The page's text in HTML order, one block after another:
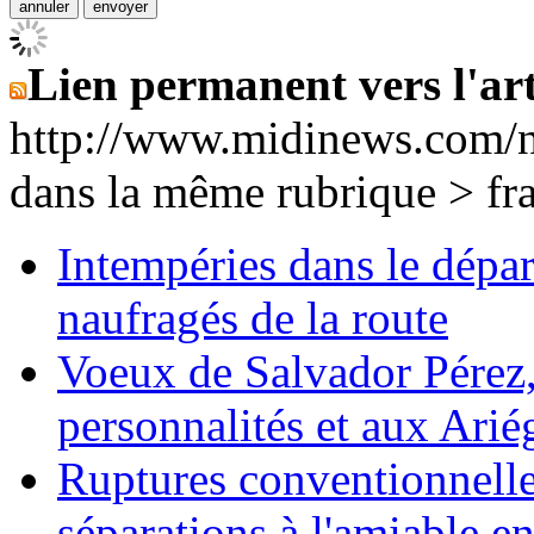
Lien permanent vers
http://www.midinews.com/
dans la même rubrique >
Intempéries dans le
naufragés de la route
Voeux de Salvador
personnalités et aux
Ruptures